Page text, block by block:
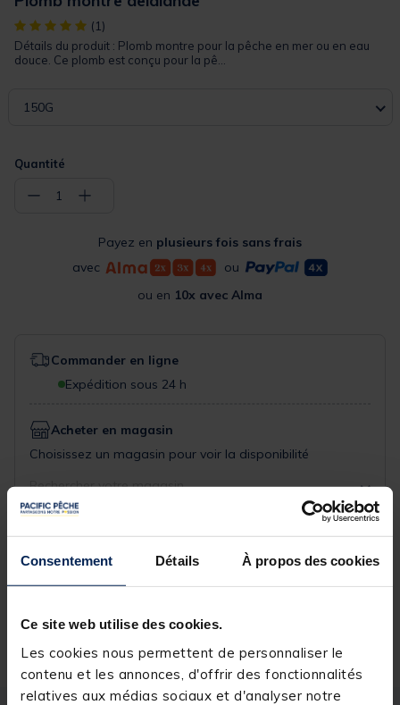
Consentement Détails À propos des cookies
Ce site web utilise des cookies.
Les cookies nous permettent de personnaliser le
contenu et les annonces, d'offrir des fonctionnalités
relatives aux médias sociaux et d'analyser notre
[object Object] out of 5 Customer Rating
(1)
Détails du produit : Plomb montre pour la pêche en mer ou en eau
douce. Ce plomb est conçu pour la pê...
150G
Quantité
− 1 +
Payez en plusieurs fois sans frais
avec
ou
ou en 10x avec Alma
Commander en ligne
Expédition sous 24 h
Acheter en magasin
Choisissez un magasin pour voir la disponibilité
Rechercher votre magasin
Livraison gratuite en point relais et magasin
Retour gratuit, 1 mois pour changer d’avis